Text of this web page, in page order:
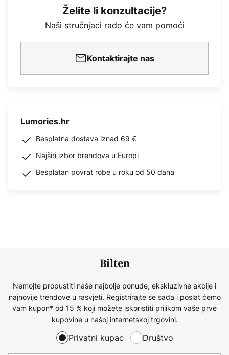
Želite li konzultacije?
Naši stručnjaci rado će vam pomoći
Kontaktirajte nas
Lumories.hr
Besplatna dostava iznad 69 €
Najširi izbor brendova u Europi
Besplatan povrat robe u roku od 50 dana
Bilten
Nemojte propustiti naše najbolje ponude, ekskluzivne akcije i
najnovije trendove u rasvjeti. Registrirajte se sada i poslat ćemo
vam kupon* od 15 % koji možete iskoristiti prilikom vaše prve
kupovine u našoj internetskoj trgovini.
Privatni kupac Društvo